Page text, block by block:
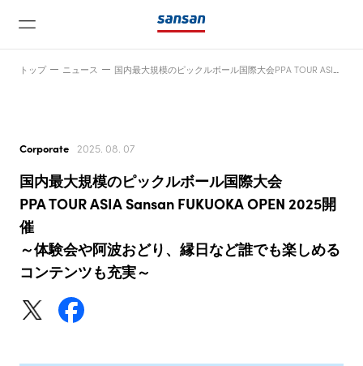
ニュース
サービス
テクノロジー
トップ ニュース
Corporate 2025. 08. 07
国内最大規模のピックルボール国際大会
PPA TOUR ASIA Sansan FUKUOKA OPEN 2025開
催
～体験会や阿波おどり、縁日など誰でも楽しめる
コンテンツも充実～